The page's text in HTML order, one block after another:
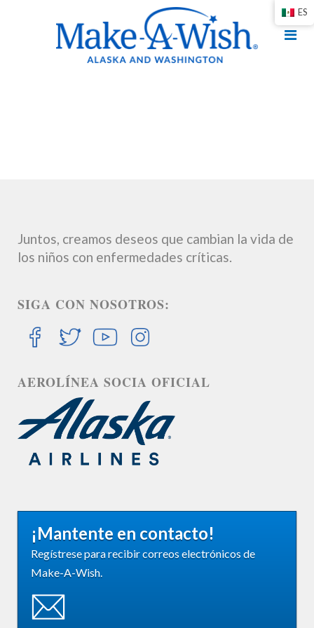
Juntos, creamos deseos que cambian la vida de
los niños con enfermedades críticas.
SIGA CON NOSOTROS:
AEROLÍNEA SOCIA OFICIAL
¡Mantente en contacto!
Regístrese para recibir correos electrónicos de
Make-A-Wish.
ES